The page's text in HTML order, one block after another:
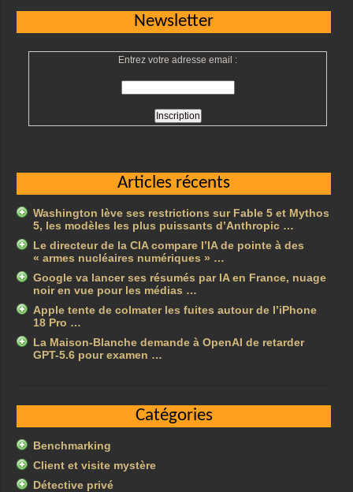
Newsletter
Entrez votre adresse email :
Articles récents
Washington lève ses restrictions sur Fable 5 et Mythos
5, les modèles les plus puissants d’Anthropic …
Le directeur de la CIA compare l’IA de pointe à des
« armes nucléaires numériques » …
Google va lancer ses résumés par IA en France, nuage
noir en vue pour les médias …
Apple tente de colmater les fuites autour de l’iPhone
18 Pro …
La Maison-Blanche demande à OpenAI de retarder
GPT-5.6 pour examen …
Catégories
Benchmarking
Client et visite mystère
Détective privé